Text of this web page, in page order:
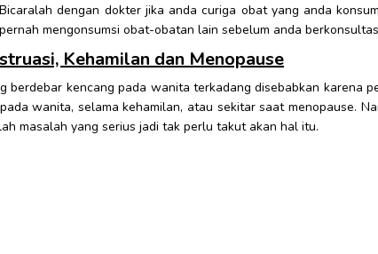
Bicaralah dengan dokter jika anda curiga obat yang anda
pernah mengonsumsi obat-obatan lain sebelum anda
Kehamilan dan Menopause
berdebar kencang pada wanita terkadang disebabkan karena
wanita, selama kehamilan, atau sekitar saat menopause.
masalah yang serius jadi tak perlu takut akan hal itu.